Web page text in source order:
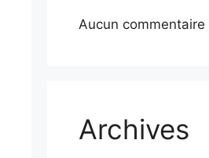
Aucun commentaire
Archives